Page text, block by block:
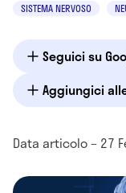
SISTEMA NERVOSO
Seguici su
Aggiungici
Data articolo – 27